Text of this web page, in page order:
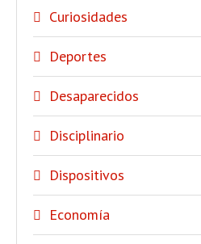
Curiosidades
Deportes
Desaparecidos
Disciplinario
Dispositivos
Economía